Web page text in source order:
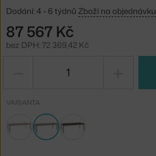
Dodání: 4 - 6 týdnů Zboží na objednávku
87 567 Kč
bez DPH: 72 369,42 Kč
VARIANTA